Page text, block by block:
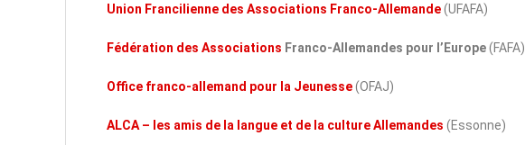
Union Francilienne des Associations Franco-Allemande(UFAFA)
Fédération des Associations Franco-Allemandes pour l’Europe(FAFA)
Office franco-allemand pour la Jeunesse(OFAJ)
ALCA – les amis de la langue et de la culture Allemandes (Essonne)